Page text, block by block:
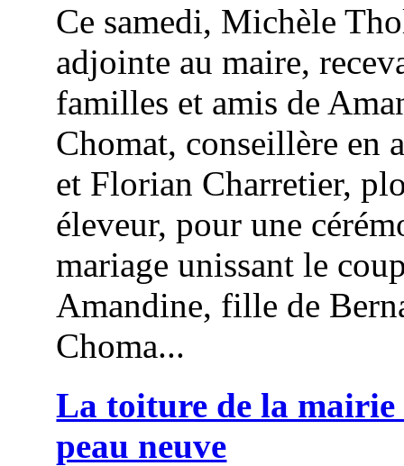
Ce samedi, Michèle
adjointe au maire,
familles et amis de
Chomat, conseillère en
et Florian Charretier,
éleveur, pour une
mariage unissant le
Amandine, fille de
Choma...
La toiture de la
peau neuve